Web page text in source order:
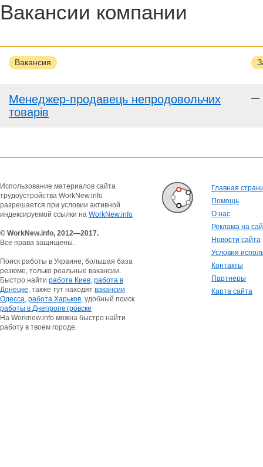
Вакансии компании
Вакансия
Менеджер-продавець непродовольчих
товарів
—
Использование материалов сайта
трудоустройства WorkNew.info
разрешается при условии активной
индексируемой ссылки на WorkNew.info
© WorkNew.info, 2012—2017.
Все права защищены.
Поиск работы в Украине, большая база
резюме, только реальные вакансии.
Быстро найти работа Киев, работа в
Донецке, также тут находят вакансии
Одесса, работа Харьков, удобный поиск
работы в Днепропетровске
На Worknew.info можна быстро найти
работу в твоем городе.
Главная
Помощь
О нас
Реклама на
Новости сайта
Условия
Контакты
Партнеры
Карта сайта